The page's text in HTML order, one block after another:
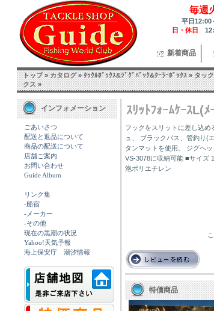
毎週
平日12:00
日・休日
新着商品
トップ»カタログ»ﾀｯｸﾙﾎﾞｯｸｽ&ｼﾞｸﾞﾊﾞｯｸ&ｸｰﾗｰﾎﾞｯｸｽ»タッ
クス»
インフォメーション
ごあいさつ
配送と返品について
商品の配送について
店舗ご案内
お問い合わせ
Guide Album
リンク集
-船宿
-メーカー
-その他
現在の黒潮の状況
Yahoo!天気予報
海上保安庁 潮汐情報
ｽﾘｯﾄﾌｫｰﾑｹｰｽL(
フックをスリットに差し込
ュ、 ブラックバス、管釣り(
タンマットを使用。 ジグヘ
VS-3078に収納可能 ■サイズ
泡ポリエチレン
特価商品